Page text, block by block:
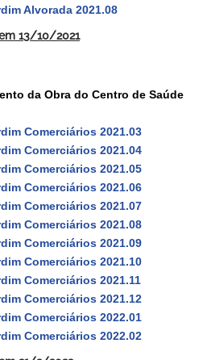
Alvorada 2021.08
13/10/2021
da Obra do Centro de Saúde
Comerciários 2021.03
Comerciários 2021.04
Comerciários 2021.05
Comerciários 2021.06
Comerciários 2021.07
Comerciários 2021.08
Comerciários 2021.09
Comerciários 2021.10
Comerciários 2021.11
Comerciários 2021.12
Comerciários 2022.01
Comerciários 2022.02